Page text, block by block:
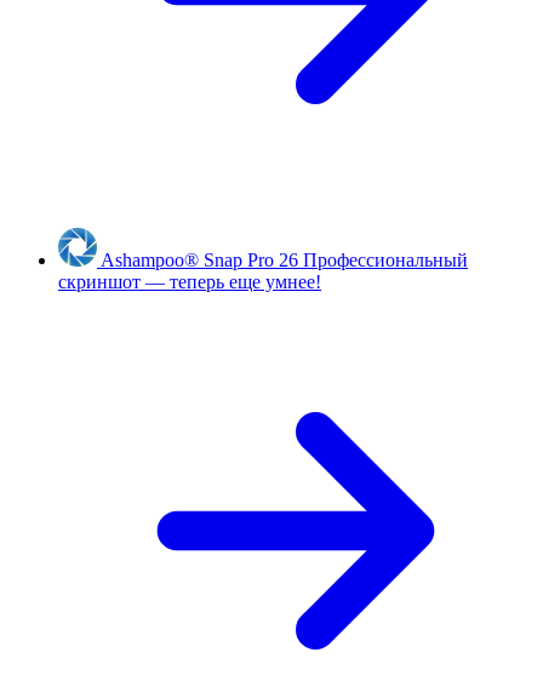
Ashampoo® Snap Pro 26 Профессиональный
скриншот — теперь еще умнее!